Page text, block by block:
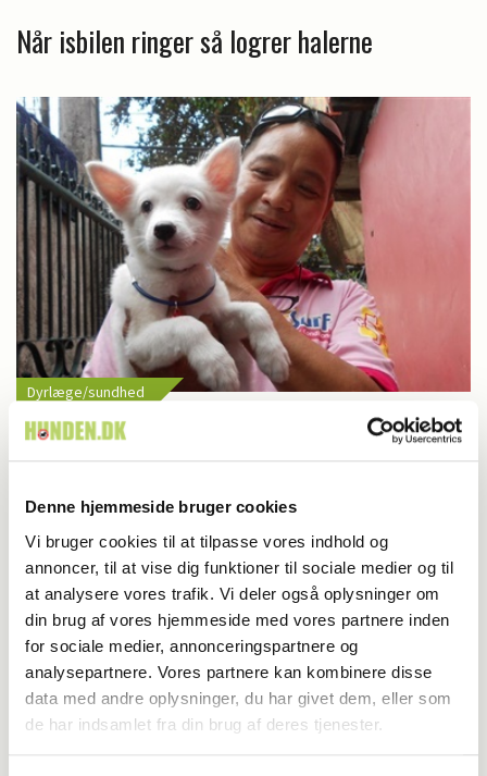
Denne hjemmeside bruger cookies
Vi bruger cookies til at tilpasse vores indhold og
annoncer, til at vise dig funktioner til sociale medier og til
at analysere vores trafik. Vi deler også oplysninger om
din brug af vores hjemmeside med vores partnere inden
for sociale medier, annonceringspartnere og
analysepartnere. Vores partnere kan kombinere disse
data med andre oplysninger, du har givet dem, eller som
de har indsamlet fra din brug af deres tjenester.
Når isbilen ringer så logrer halerne
Dyrlæge/sundhed
WSPA i aktion i Filippinerne